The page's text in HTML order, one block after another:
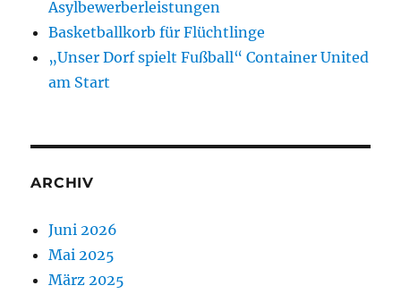
Asylbewerberleistungen
Basketballkorb für Flüchtlinge
„Unser Dorf spielt Fußball“ Container United
am Start
ARCHIV
Juni 2026
Mai 2025
März 2025